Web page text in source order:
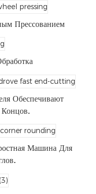
Прессованием
Обеспечивают
Машина Для